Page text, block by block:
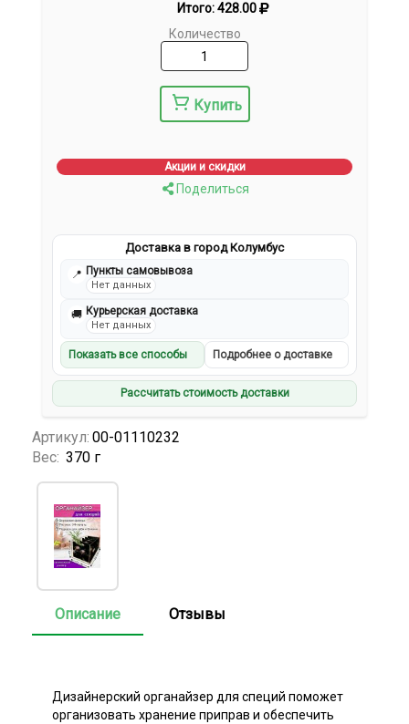
Итого:428.00
Количество
Купить
Акции и скидки
Поделиться
Доставка в город Колумбус
📍 Пункты самовывоза
Нет данных
🚚 Курьерская доставка
Нет данных
Показать все способы Подробнее о доставке
Рассчитать стоимость доставки
Артикул: 00-01110232
Вес: 370 г
Описание Отзывы
Дизайнерский органайзер для специй поможет
организовать хранение приправ и обеспечить